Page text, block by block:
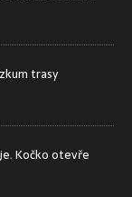
trasy
Kočko otevře